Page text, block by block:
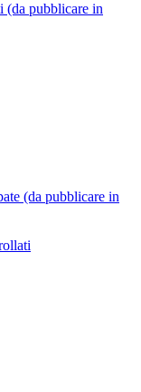
pubblicare in
(da pubblicare in